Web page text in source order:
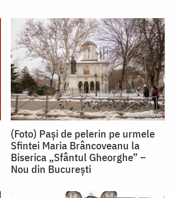
(Foto) Pași de pelerin pe urmele
Sfintei Maria Brâncoveanu la
Biserica „Sfântul Gheorghe” –
Nou din București